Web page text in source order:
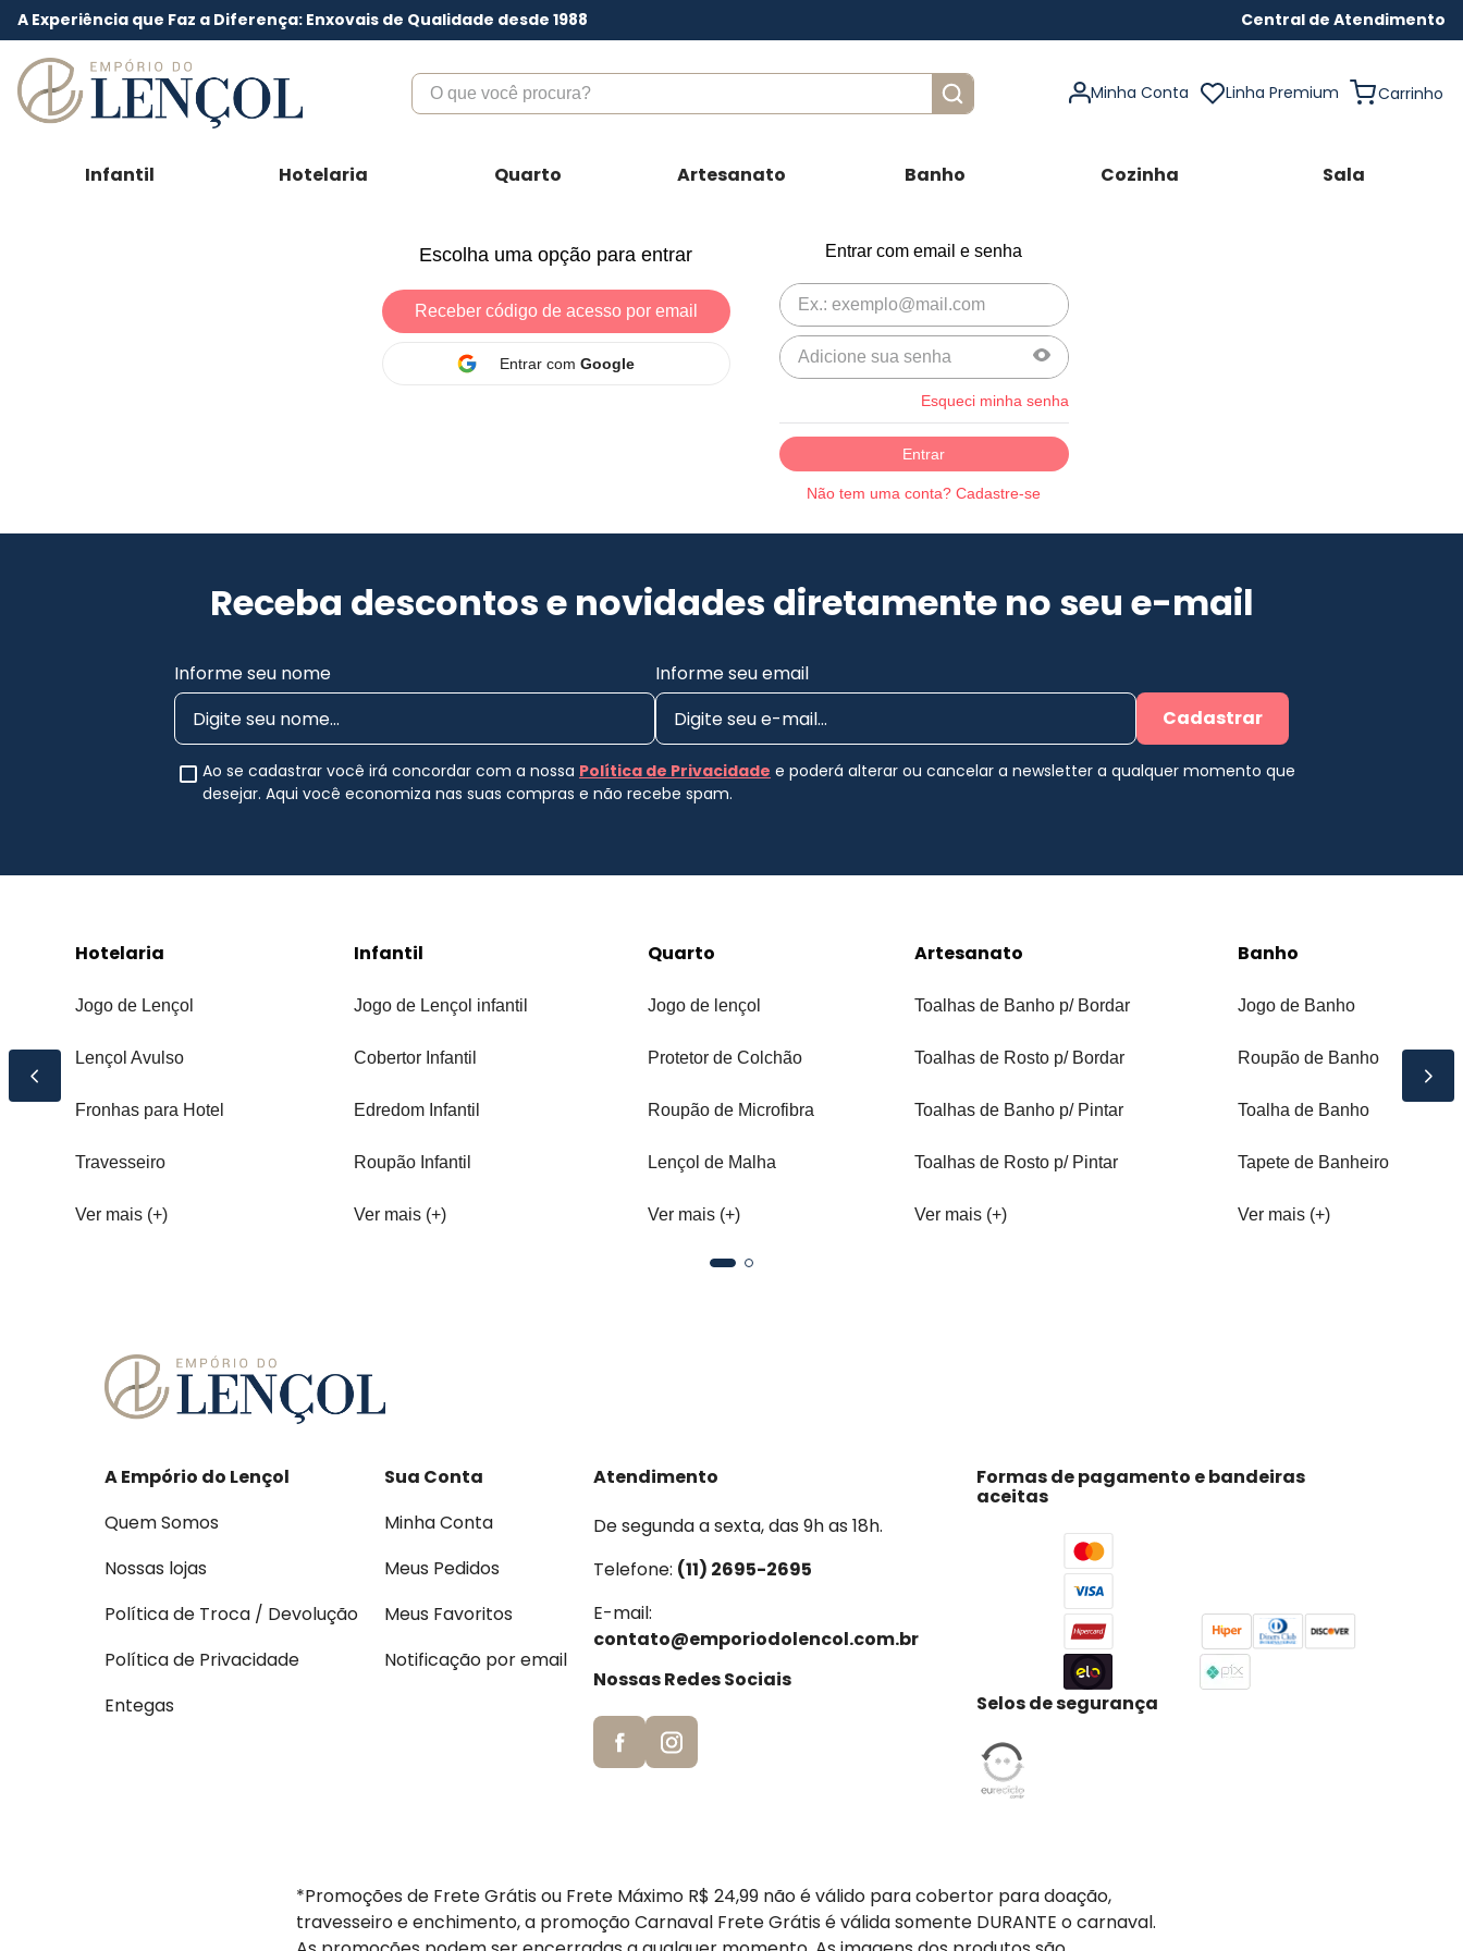
A Experiência que Faz a Diferença: Enxovais de Qualidade desde 1988 Central de Atendimento
O que você procura?
Minha Conta Linha Premium
Infantil Hotelaria Quarto Artesanato Banho Cozinha Sala
Escolha uma opção para entrar
Receber código de acesso por email
Entrar com Google
Entrar com email e senha
Esqueci minha senha
Entrar
Não tem uma conta? Cadastre-se
Receba descontos e novidades diretamente no seu e-mail
Informe seu nome
Informe seu email
Cadastrar
Ao se cadastrar você irá concordar com a nossa Política de Privacidade e poderá alterar ou cancelar a newsletter a qualquer momento que
desejar. Aqui você economiza nas suas compras e não recebe spam.
Hotelaria
Jogo de Lençol
Lençol Avulso
Fronhas para Hotel
Travesseiro
Ver mais (+)
Infantil
Jogo de Lençol infantil
Cobertor Infantil
Edredom Infantil
Roupão Infantil
Ver mais (+)
Quarto
Jogo de lençol
Protetor de Colchão
Roupão de Microfibra
Lençol de Malha
Ver mais (+)
Artesanato
Toalhas de Banho p/ Bordar
Toalhas de Rosto p/ Bordar
Toalhas de Banho p/ Pintar
Toalhas de Rosto p/ Pintar
Ver mais (+)
Banho
Jogo de Banho
Roupão de Banho
Toalha de Banho
Tapete de Banheiro
Ver mais (+)
A Empório do Lençol
Quem Somos
Nossas lojas
Política de Troca / Devolução
Política de Privacidade
Entegas
Sua Conta
Minha Conta
Meus Pedidos
Meus Favoritos
Notificação por email
Atendimento
De segunda a sexta, das 9h as 18h.
Telefone: (11) 2695-2695
E-mail:
contato@emporiodolencol.com.br
Nossas Redes Sociais
Formas de pagamento e bandeiras
aceitas
Selos de segurança
*Promoções de Frete Grátis ou Frete Máximo R$ 24,99 não é válido para cobertor para doação,
travesseiro e enchimento, a promoção Carnaval Frete Grátis é válida somente DURANTE o carnaval.